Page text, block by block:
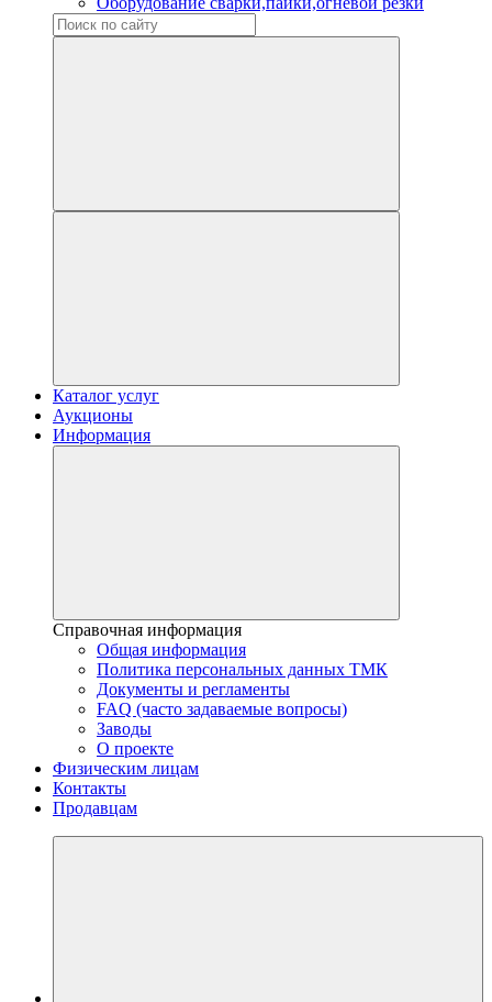
Каталог услуг
Аукционы
Информация
Справочная информация
Общая информация
Политика персональных данных ТМК
Документы и регламенты
FAQ (часто задаваемые вопросы)
Заводы
О проекте
Физическим лицам
Контакты
Продавцам